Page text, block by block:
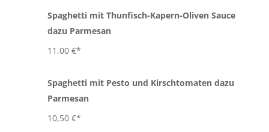
Spaghetti mit Thunfisch-Kapern-Oliven Sauce
dazu Parmesan
11,00 €*
Spaghetti mit Pesto und Kirschtomaten dazu
Parmesan
10,50 €*